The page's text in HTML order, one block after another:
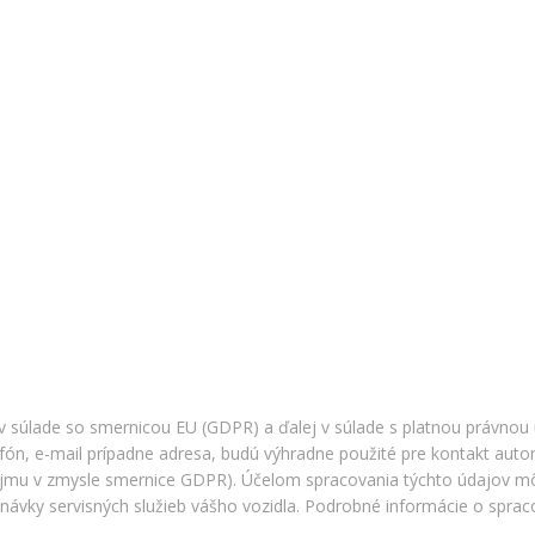
so smernicou EU (GDPR) a ďalej v súlade s platnou
e-mail prípadne adresa, budú výhradne použité pre kontakt
v zmysle smernice GDPR). Účelom spracovania týchto údajov
servisných služieb vášho vozidla. Podrobné informácie o